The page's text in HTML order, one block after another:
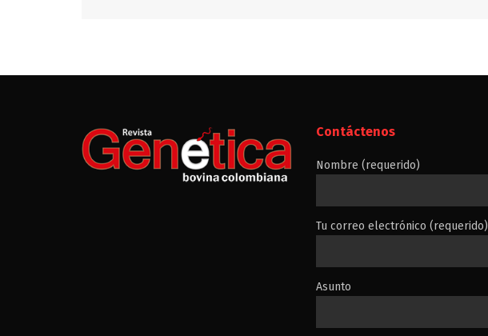
Contáctenos
Nombre (requerido)
Tu correo electrónico (requerido)
Asunto